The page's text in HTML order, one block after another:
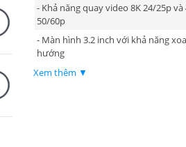
- Khả năng quay video 8K 24/25p và
50/60p
- Màn hình 3.2 inch với khả năng
hướng
- Kính ngắm điện tử 9,44 triệu điểm
Xem thêm ▼